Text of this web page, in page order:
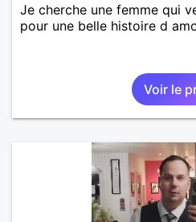
Je cherche une femme qui
pour une belle histoire d
Voir le